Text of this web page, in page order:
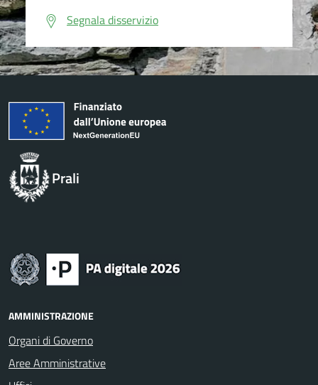
Segnala disservizio
Prali
AMMINISTRAZIONE
Organi di Governo
Aree Amministrative